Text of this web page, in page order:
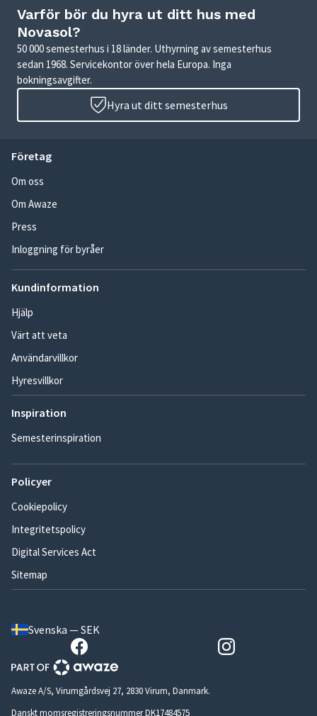
Varför bör du hyra ut ditt hus med
Novasol?
50 000 semesterhus i 18 länder. Uthyrning av semesterhus
sedan 1968. Servicekontor över hela Europa. Inga
bokningsavgifter.
Hyra ut ditt semesterhus
Företag
Om oss
Om Awaze
Press
Inloggning för byråer
Kundinformation
Hjälp
Värt att veta
Användarvillkor
Hyresvillkor
Inspiration
Semesterinspiration
Policyer
Cookiepolicy
Integritetspolicy
Digital Services Act
Sitemap
Svenska — SEK
Awaze A/S, Virumgårdsvej 27, 2830 Virum, Danmark.
Danskt momsregistreringsnummer DK17484575